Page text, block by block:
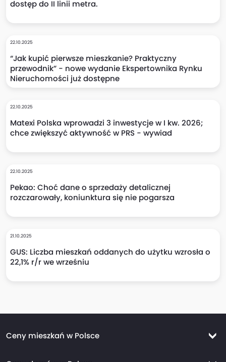
dostęp do II linii metra.
22.10.2025
“Jak kupić pierwsze mieszkanie? Praktyczny
przewodnik” - nowe wydanie Ekspertownika Rynku
Nieruchomości już dostępne
22.10.2025
Matexi Polska wprowadzi 3 inwestycje w I kw. 2026;
chce zwiększyć aktywność w PRS - wywiad
22.10.2025
Pekao: Choć dane o sprzedaży detalicznej
rozczarowały, koniunktura się nie pogarsza
21.10.2025
GUS: Liczba mieszkań oddanych do użytku wzrosła o
22,1% r/r we wrześniu
Ceny mieszkań w Polsce